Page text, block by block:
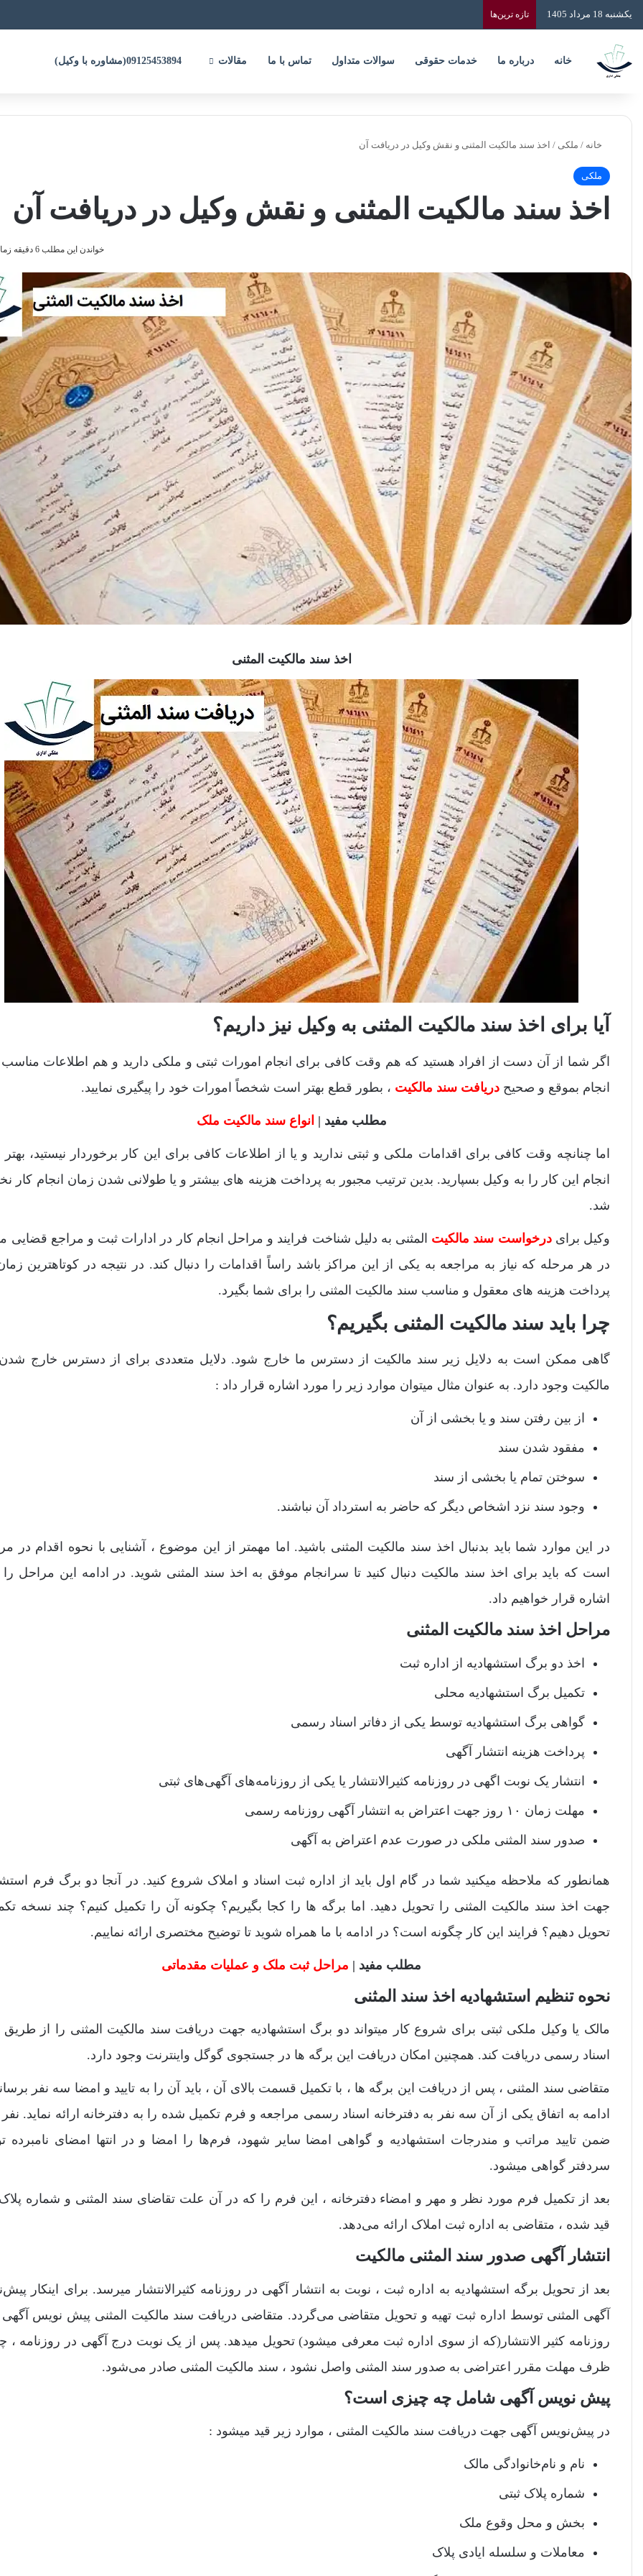
یکشنبه 18 مرداد 1405 تازه‌ ترین‌ها
خانه درباره ما خدمات حقوقی سوالات متداول تماس با ما مقالات
خانه / ملکی / اخذ سند مالکیت المثنی و نقش وکیل در دریافت آن
ملکی
اخذ سند مالکیت المثنی و نقش وکیل در دریافت آن
خواندن این مطلب 6 دقیقه زمان میبرد
اخذ سند مالکیت المثنی
آیا برای اخذ سند مالکیت المثنی به وکیل نیز داریم؟
اگر شما از آن دست از افراد هستید که هم وقت کافی برای انجام امورات ثبتی و ملکی دارید و هم اطلاعات مناسب
انجام بموقع و صحیح دریافت سند مالکیت ، بطور قطع بهتر است شخصاً امورات خود را پیگیری نمایید.
مطلب مفید | انواع سند مالکیت ملک
اما چنانچه وقت کافی برای اقدامات ملکی و ثبتی ندارید و یا از اطلاعات کافی برای این کار برخوردار نیستید،
انجام این کار را به وکیل بسپارید. بدین ترتیب مجبور به پرداخت هزینه های بیشتر و یا طولانی شدن زمان انجام کار
شد.
وکیل برایدرخواست سند مالکیت المثنی به دلیل شناخت فرایند و مراحل انجام کار در ادارات ثبت و مراجع قضایی
در هر مرحله که نیاز به مراجعه به یکی از این مراکز باشد راساً اقدامات را دنبال کند. در نتیجه در کوتاهترین
پرداخت هزینه های معقول و مناسب سند مالکیت المثنی را برای شما بگیرد.
چرا باید سند مالکیت المثنی بگیریم؟
گاهی ممکن است به دلایل زیر سند مالکیت از دسترس ما خارج شود. دلایل متعددی برای از دسترس خارج
مالکیت وجود دارد. به عنوان مثال میتوان موارد زیر را مورد اشاره قرار داد :
از بین رفتن سند و یا بخشی از آن
مفقود شدن سند
سوختن تمام یا بخشی از سند
وجود سند نزد اشخاص دیگر که حاضر به استرداد آن نباشند.
در این موارد شما باید بدنبال اخذ سند مالکیت المثنی باشید. اما مهمتر از این موضوع ، آشنایی با نحوه اقدام در
است که باید برای اخذ سند مالکیت دنبال کنید تا سرانجام موفق به اخذ سند المثنی شوید. در ادامه این مراحل
اشاره قرار خواهیم داد.
مراحل اخذ سند مالکیت المثنی
اخذ دو برگ استشهادیه از اداره ثبت
تکمیل برگ استشهادیه محلی
گواهی برگ استشهادیه توسط یکی از دفاتر اسناد رسمی
پرداخت هزینه انتشار آگهی
انتشار یک نوبت اگهی در روزنامه کثیرالانتشار یا یکی از روزنامه‌های آگهی‌های ثبتی
مهلت زمان ١٠ روز جهت اعتراض به انتشار آگهی روزنامه رسمی
صدور سند المثنی ملکی در صورت عدم اعتراض به آگهی
همانطور که ملاحظه میکنید شما در گام اول باید از اداره ثبت اسناد و املاک شروع کنید. در آنجا دو برگ فرم
جهت اخذ سند مالکیت المثنی را تحویل دهید. اما برگه ها را کجا بگیریم؟ چکونه آن را تکمیل کنیم؟ چند نسخه
تحویل دهیم؟ فرایند این کار چگونه است؟ در ادامه با ما همراه شوید تا توضیح مختصری ارائه نماییم.
مطلب مفید | مراحل ثبت ملک و عملیات مقدماتی
نحوه تنظیم استشهادیه اخذ سند المثنی
مالک یا وکیل ملکی ثبتی برای شروع کار میتواند دو برگ استشهادیه جهت دریافت سند مالکیت المثنی را از طریق
اسناد رسمی دریافت کند. همچنین امکان دریافت این برگه ها در جستجوی گوگل واینترنت وجود دارد.
متقاضی سند المثنی ، پس از دریافت این برگه ها ، با تکمیل قسمت بالای آن ، باید آن را به تایید و امضا سه نفر
ادامه به اتفاق یکی از آن سه نفر به دفترخانه اسناد رسمی مراجعه و فرم تکمیل شده را به دفترخانه ارائه نماید.
ضمن تایید مراتب و مندرجات استشهادیه و گواهی امضا سایر شهود، فرم‌ها را امضا و در انتها امضای نامبرده
سردفتر گواهی میشود.
بعد از تکمیل فرم مورد نظر و مهر و امضاء دفترخانه ، این فرم را که در آن علت تقاضای سند المثنی و شماره
قید شده ، متقاضی به اداره ثبت املاک ارائه می‌دهد.
انتشار آگهی صدور سند المثنی مالکیت
بعد از تحویل برگه استشهادیه به اداره ثبت ، نوبت به انتشار آگهی در روزنامه کثیرالانتشار میرسد. برای اینکار
آگهی المثنی توسط اداره ثبت تهیه و تحویل متقاضی می‌گردد. متقاضی دریافت سند مالکیت المثنی پیش نویس آگهی
روزنامه‌ کثیر الانتشار(که از سوی اداره ثبت معرفی میشود) تحویل میدهد. پس از یک نوبت درج آگهی در روزنامه ،
ظرف مهلت مقرر اعتراضی به صدور سند المثنی واصل نشود ، سند مالکیت المثنی صادر می‌شود.
پیش نویس آگهی شامل چه چیزی است؟
در پیش‌نویس آگهی جهت دریافت سند مالکیت المثنی ، موارد زیر قید میشود :
نام و نام‌خانوادگی مالک
شماره پلاک ثبتی
بخش و محل وقوع ملک
معاملات و سلسله ایادی پلاک